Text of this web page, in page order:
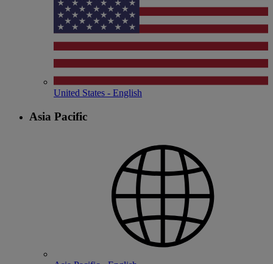
United States - English
Asia Pacific